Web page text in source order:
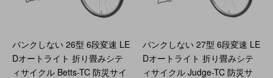
パンクしない 26型 6段変速 LE
Dオートライト 折り畳みシテ
ィサイクル Betts-TC 防災サイ
パンクしない 27型 6段変速 LE
Dオートライト 折り畳みシテ
ィサイクル Judge-TC 防災サ